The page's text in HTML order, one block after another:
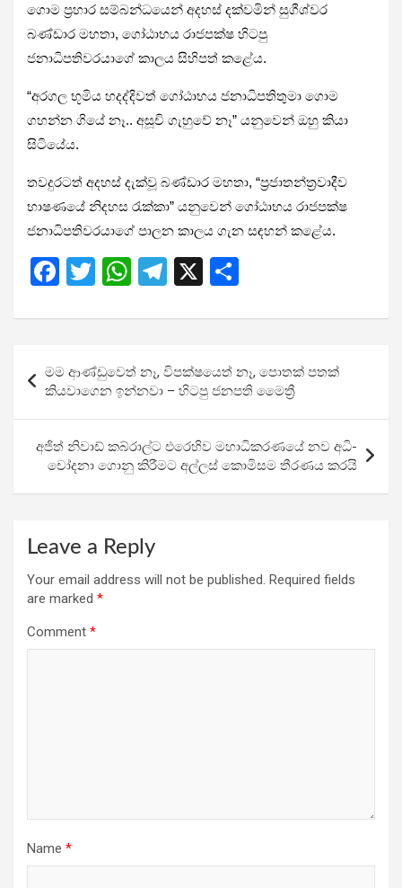
ගොම ප්‍රහාර සම්බන්ධයෙන් අදහස් දක්වමින් සුගීශ්වර
බණ්ඩාර මහතා, ගෝඨාභය රාජපක්ෂ හිටපු
ජනාධිපතිවරයාගේ කාලය සිහිපත් කළේය.
“අරගල භූමිය හදද්දිවත් ගෝඨාභය ජනාධිපතිතුමා ගොම
ගහන්න ගියේ නෑ.. අසූචි ගැහුවේ නෑ” යනුවෙන් ඔහු කියා
සිටියේය.
තවදුරටත් අදහස් දැක්වූ බණ්ඩාර මහතා, “ප්‍රජාතන්ත්‍රවාදීව
භාෂණයේ නිදහස රැක්කා” යනුවෙන් ගෝඨාභය රාජපක්ෂ
ජනාධිපතිවරයාගේ පාලන කාලය ගැන සඳහන් කළේය.
F
ce
b
o
o
k
T
tt
er
W
at
s
A
p
p
T
e
gr
a
m
X
ar
navigation
මම ආණ්ඩුවෙත් නෑ, විපක්ෂයෙත් නෑ, පොතක් පතක්
කියවාගෙන ඉන්නවා – හිටපු ජනපති මෛත්‍රී
අජිත් නිවාඩ් කබ්රාල්ට එරෙ­හිව මහා­ධි­ක­ර­ණයේ නව අධි­
චෝ­දනා ගොනු කිරී­මට අල්ලස් කොමිසම තීරණ​ය කරයි
Leave a Reply
Your email address will not be published. Required fields
are marked *
Comment *
Name *